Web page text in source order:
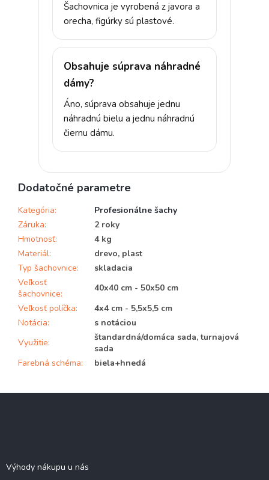
Šachovnica je vyrobená z javora a
orecha, figúrky sú plastové.
Obsahuje súprava náhradné
dámy?
Áno, súprava obsahuje jednu
náhradnú bielu a jednu náhradnú
čiernu dámu.
Dodatočné parametre
Kategória:
Profesionálne šachy
Záruka:
2 roky
Hmotnosť:
4 kg
Materiál:
drevo, plast
Typ šachovnice:
skladacia
Veľkosť
šachovnice:
40x40 cm - 50x50 cm
Veľkosť políčka:
4x4 cm - 5,5x5,5 cm
Notácia:
s notáciou
Využitie:
štandardná/domáca sada, turnajová
sada
Farebná schéma: biela+hnedá
Výhody nákupu u nás